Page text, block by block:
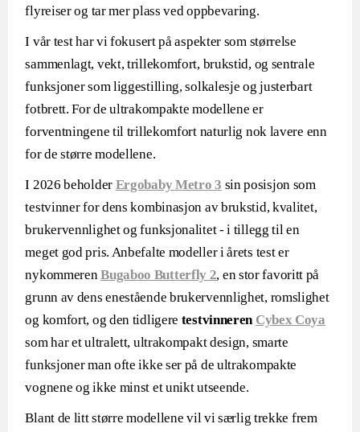
flyreiser og tar mer plass ved oppbevaring.
I vår test har vi fokusert på aspekter som størrelse
sammenlagt, vekt, trillekomfort, brukstid, og sentrale
funksjoner som liggestilling, solkalesje og justerbart
fotbrett. For de ultrakompakte modellene er
forventningene til trillekomfort naturlig nok lavere enn
for de større modellene.
I 2026 beholder Ergobaby Metro 3 sin posisjon som
testvinner for dens kombinasjon av brukstid, kvalitet,
brukervennlighet og funksjonalitet - i tillegg til en
meget god pris. Anbefalte modeller i årets test er
nykommerenBugaboo Butterfly 2, en stor favoritt på
grunn av dens enestående brukervennlighet, romslighet
og komfort, og den tidligere testvinneren Cybex Coya
som har et ultralett, ultrakompakt design, smarte
funksjoner man ofte ikke ser på de ultrakompakte
vognene og ikke minst et unikt utseende.
Blant de litt større modellene vil vi særlig trekke frem